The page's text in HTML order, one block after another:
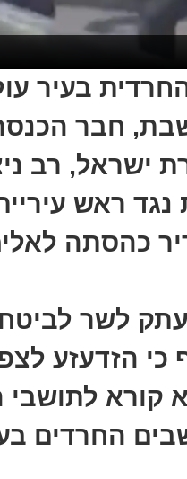
בעיר
חבר
ישראל, רב
נגד ראש
כהסתה
לשר
כי הזדעזע
קורא
החרדים